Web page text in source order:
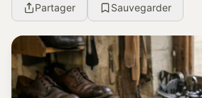
Partager Sauvegarder